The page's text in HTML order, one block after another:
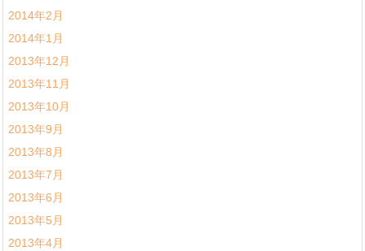
2014年2月
2014年1月
2013年12月
2013年11月
2013年10月
2013年9月
2013年8月
2013年7月
2013年6月
2013年5月
2013年4月